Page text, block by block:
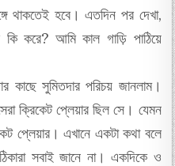
থাকতেই হবে। এতদিন পর দেখা,
করে? আমি কাল গাড়ি পাঠিয়ে
কাছে সুমিতদার পরিচয় জানলাম।
ক্রিকেট প্লেয়ার ছিল সে। যেমন
প্লেয়ার। এখানে একটা কথা বলে
সবাই জানে না। একদিকে ও